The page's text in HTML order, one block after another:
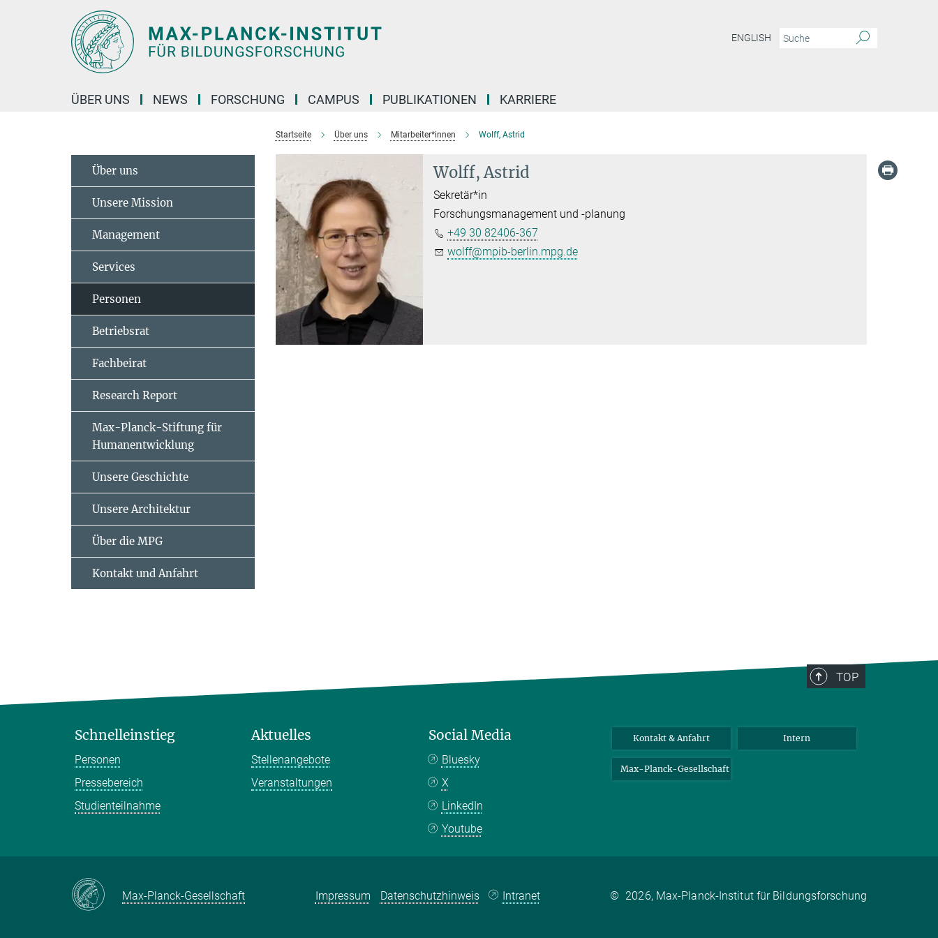
ENGLISH
ÜBER UNS NEWS FORSCHUNG CAMPUS PUBLIKATIONEN KARRIERE
Startseite Über uns Mitarbeiter*innen Wolff, Astrid
Wolff, Astrid
Sekretär*in
Forschungsmanagement und -planung
+49 30 82406-367
wolff@mpib-berlin.mpg.de
Über uns
Unsere Mission
Management
Services
Personen
Betriebsrat
Fachbeirat
Research Report
Max-Planck-Stiftung für
Humanentwicklung
Unsere Geschichte
Unsere Architektur
Über die MPG
Kontakt und Anfahrt
TOP
Schnelleinstieg
Personen
Pressebereich
Studienteilnahme
Aktuelles
Stellenangebote
Veranstaltungen
Social Media
Bluesky
X
LinkedIn
Youtube
Kontakt & Anfahrt Intern
Max-Planck-Gesellschaft
Max-Planck-Gesellschaft Impressum Datenschutzhinweis Intranet © 2026, Max-Planck-Institut für Bildungsforschung